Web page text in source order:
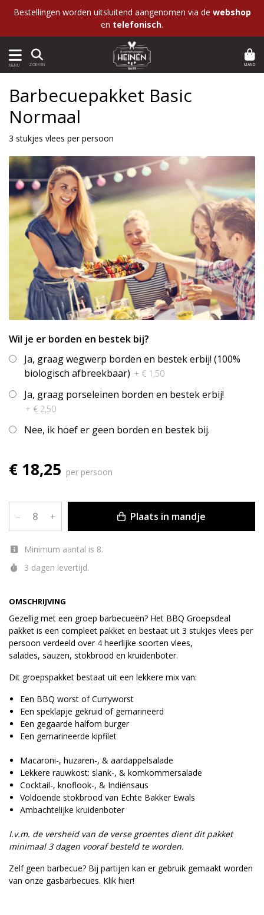
Bestellingen worden uitsluitend aangenomen via de webshop
en telefonisch.
MENU ZOEKEN MAND
OMSCHRIJVING
Gezellig met een groep barbecueën? Het BBQ Groepsdeal
pakket is een compleet pakket en bestaat uit 3 stukjes vlees per
persoon verdeeld over 4 heerlijke soorten vlees,
salades, sauzen, stokbrood en kruidenboter.
Dit groepspakket bestaat uit een lekkere mix van:
Een BBQ worst of Curryworst
Een speklapje gekruid of gemarineerd
Een gegaarde halfom burger
Een gemarineerde kipfilet
Macaroni-, huzaren-, & aardappelsalade
Lekkere rauwkost: slank-, & komkommersalade
Cocktail-, knoflook-, & Indiënsaus
Voldoende stokbrood van Echte Bakker Ewals
Ambachtelijke kruidenboter
I.v.m. de versheid van de verse groentes dient dit pakket
minimaal 3 dagen vooraf besteld te worden.
Zelf geen barbecue? Bij partijen kan er gebruik gemaakt worden
van onze gasbarbecues. Klik hier!
Barbecuepakket Basic
Normaal
3 stukjes vlees per persoon
Wil je er borden en bestek bij?
Ja, graag wegwerp borden en bestek erbij! (100%
biologisch afbreekbaar) + € 1,50
Ja, graag porseleinen borden en bestek erbij!
+ € 2,50
Nee, ik hoef er geen borden en bestek bij.
€ 18,25 per persoon
– + Plaats in mandje
Minimum aantal is 8.
3 dagen levertijd.